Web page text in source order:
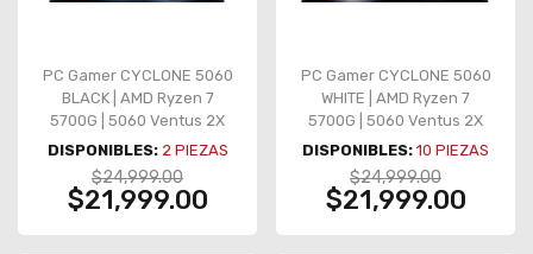
PC Gamer CYCLONE 5060
BLACK | AMD Ryzen 7
5700G | 5060 Ventus 2X
OC | 16GB DDR4 | SSD 1TB
NVMe | AIO 360mm | 4
Ventiladores
DISPONIBLES: 2 PIEZAS
$24,999.00
$21,999.00
PC Gamer CYCLONE 5060
WHITE | AMD Ryzen 7
5700G | 5060 Ventus 2X
OC | 16GB DDR4 | SSD 1TB
NVMe | AIO 360mm | 4
Ventiladores
DISPONIBLES: 10 PIEZAS
$24,999.00
$21,999.00